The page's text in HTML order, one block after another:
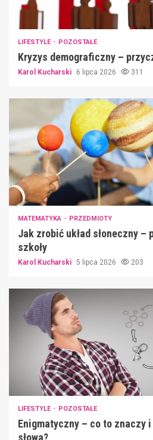
LIFESTYLE POZOSTAŁE
Kryzys demograficzny –
Karol Kucharski 6 lipca 2026 311
MATEMATYKA PRZEDMIOTY
Jak zrobić układ słoneczny –
szkoły
Karol Kucharski 5 lipca 2026 203
LIFESTYLE POZOSTAŁE
Enigmatyczny – co to znaczy
słowa?